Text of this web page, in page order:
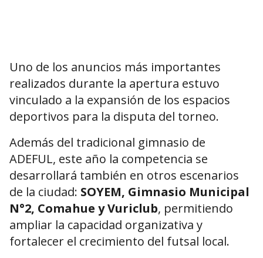
Uno de los anuncios más importantes
realizados durante la apertura estuvo
vinculado a la expansión de los espacios
deportivos para la disputa del torneo.
Además del tradicional gimnasio de
ADEFUL, este año la competencia se
desarrollará también en otros escenarios
de la ciudad: SOYEM, Gimnasio Municipal
N°2, Comahue y Vuriclub, permitiendo
ampliar la capacidad organizativa y
fortalecer el crecimiento del futsal local.